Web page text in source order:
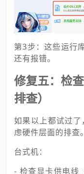
第3步：这些运行
还有报错。
修复五：检
排查）
如果以上都试过
虑硬件层面的排查。
台式机：
- 检查显卡供电线